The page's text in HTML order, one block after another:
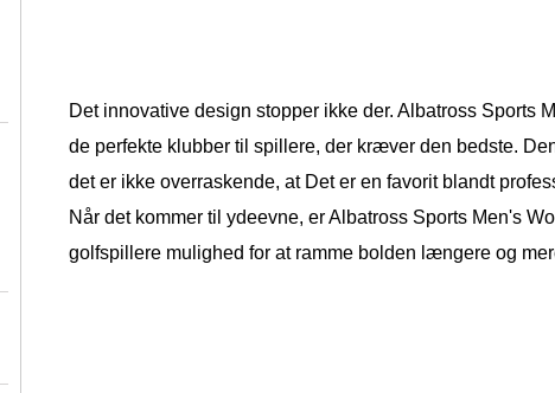
Det innovative design stopper ikke der. Albatross Sports
de perfekte klubber til spillere, der kræver den bedste.
det er ikke overraskende, at Det er en favorit blandt
Når det kommer til ydeevne, er Albatross Sports Men's
golfspillere mulighed for at ramme bolden længere og